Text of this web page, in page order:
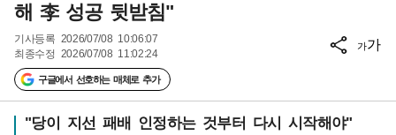
해 李 성공 뒷받침"
기사등록 2026/07/08 10:06:07
최종수정 2026/07/08 11:02:24
구글에서 선호하는 매체로 추가
가가
"당이 지선 패배 인정하는 것부터 다시 시작해야"